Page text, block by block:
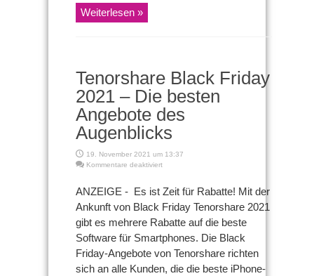
Weiterlesen »
Tenorshare Black Friday
2021 – Die besten
Angebote des
Augenblicks
19. November 2021 um 13:37
Kommentare deaktiviertfür
Friday
2021
–
Die
besten
Angebote
des
Augenblicks
ANZEIGE - Es ist Zeit für Rabatte! Mit der
Ankunft von Black Friday Tenorshare 2021
gibt es mehrere Rabatte auf die beste
Software für Smartphones. Die Black
Friday-Angebote von Tenorshare richten
sich an alle Kunden, die die beste iPhone-